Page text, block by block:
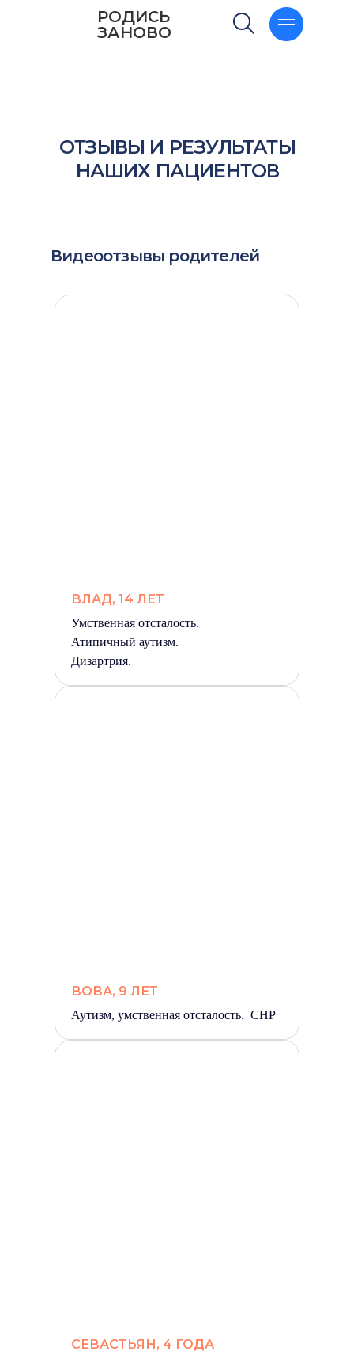
РОДИСЬ
ЗАНОВО
ОТЗЫВЫ И РЕЗУЛЬТАТЫ
НАШИХ ПАЦИЕНТОВ
Видеоотзывы родителей
ВЛАД, 14 ЛЕТ
Умственная отсталость.
Атипичный аутизм.
Дизартрия.
ВОВА, 9 ЛЕТ
Аутизм, умственная отсталость. СНР
СЕВАСТЬЯН, 4 ГОДА